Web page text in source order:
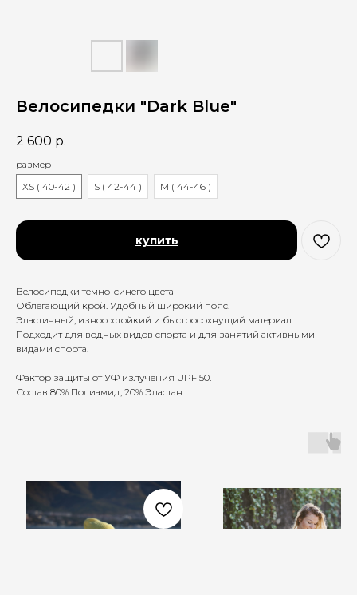
Велосипедки "Dark Blue"
2 600 р.
размер
XS ( 40-42 )
S ( 42-44 ) M ( 44-46 )
купить
Велосипедки темно-синего цвета
Облегающий крой. Удобный широкий пояс.
Эластичный, износостойкий и быстросохнущий материал.
Подходит для водных видов спорта и для занятий активными
видами спорта.
Фактор защиты от УФ излучения UPF 50.
Состав 80% Полиамид, 20% Эластан.